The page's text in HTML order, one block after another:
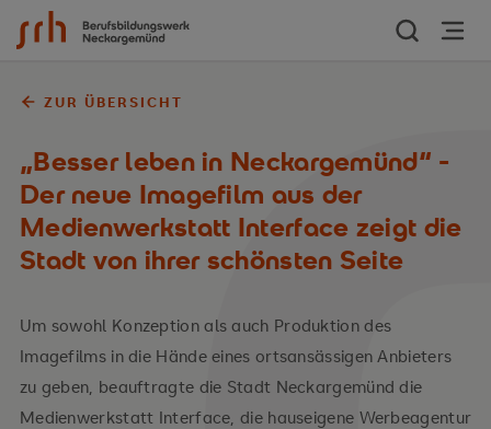
Zum Inhalt springen
ZUR ÜBERSICHT
„Besser leben in Neckargemünd“ -
Der neue Imagefilm aus der
Medienwerkstatt Interface zeigt die
Stadt von ihrer schönsten Seite
Um sowohl Konzeption als auch Produktion des
Imagefilms in die Hände eines ortsansässigen Anbieters
zu geben, beauftragte die Stadt Neckargemünd die
Medienwerkstatt Interface, die hauseigene Werbeagentur